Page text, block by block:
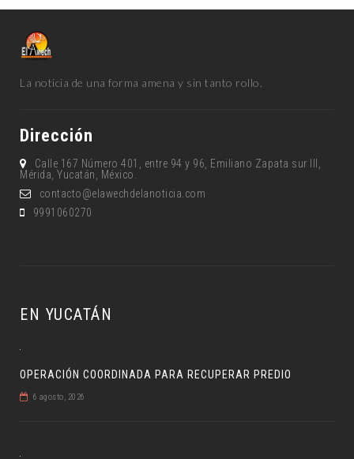
La noticia de una forma amena y sin tanto rollo.
Dirección
Calle 167 Número 401, entre 94 y 96, Emiliano Zapata sur lll,
Mérida, Yucatán, México.
contacto@elawechdelanoticia.com
9991060270
EN YUCATÁN
OPERACIÓN COORDINADA PARA RECUPERAR PREDIO
6 agosto, 2026